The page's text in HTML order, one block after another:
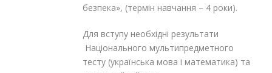
безпека», (термін навчання – 4 роки).
Для вступу необхідні результати
Національного мультипредметного
тесту (українська мова і математика) та